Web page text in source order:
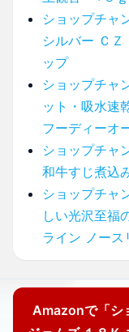
ショップチャ
シルバー ＣＺ
ップ
ショップチャ
ット・吸水速
フーディーオ
ショップチャ
和牛すじ煮込
ショップチャ
しい光沢至福
ライン ノース
Amazonで「シ